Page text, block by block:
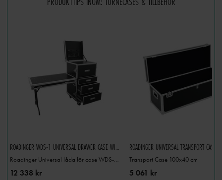
ROADINGER WDS-1 UNIVERSAL DRAWER CASE WITH WHEELS
Roadinger Universal låda för case WDS-1 hjul
12 338 kr
Transport Case 100x40 cm
5 061 kr